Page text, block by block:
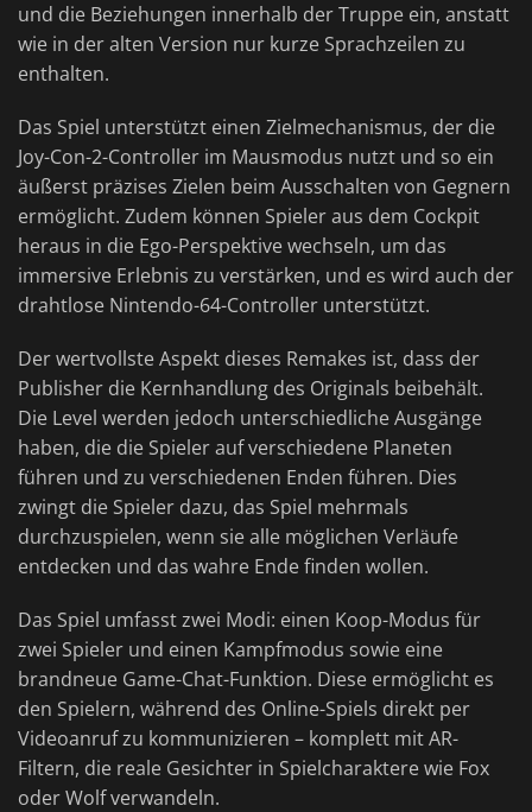
und die Beziehungen innerhalb der Truppe ein, anstatt
wie in der alten Version nur kurze Sprachzeilen zu
enthalten.
Das Spiel unterstützt einen Zielmechanismus, der die
Joy-Con-2-Controller im Mausmodus nutzt und so ein
äußerst präzises Zielen beim Ausschalten von Gegnern
ermöglicht. Zudem können Spieler aus dem Cockpit
heraus in die Ego-Perspektive wechseln, um das
immersive Erlebnis zu verstärken, und es wird auch der
drahtlose Nintendo-64-Controller unterstützt.
Der wertvollste Aspekt dieses Remakes ist, dass der
Publisher die Kernhandlung des Originals beibehält.
Die Level werden jedoch unterschiedliche Ausgänge
haben, die die Spieler auf verschiedene Planeten
führen und zu verschiedenen Enden führen. Dies
zwingt die Spieler dazu, das Spiel mehrmals
durchzuspielen, wenn sie alle möglichen Verläufe
entdecken und das wahre Ende finden wollen.
Das Spiel umfasst zwei Modi: einen Koop-Modus für
zwei Spieler und einen Kampfmodus sowie eine
brandneue Game-Chat-Funktion. Diese ermöglicht es
den Spielern, während des Online-Spiels direkt per
Videoanruf zu kommunizieren – komplett mit AR-
Filtern, die reale Gesichter in Spielcharaktere wie Fox
oder Wolf verwandeln.